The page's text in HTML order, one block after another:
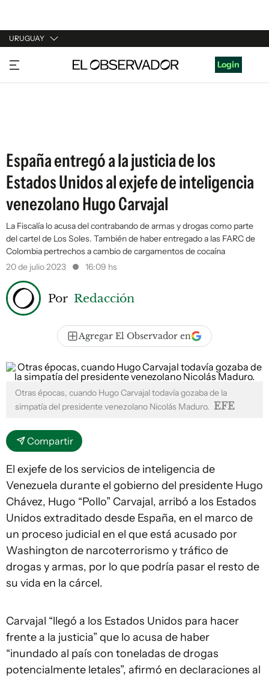
URUGUAY
URUGUAY
ARGENTINA
Login
España entregó a la justicia de los
Estados Unidos al exjefe de inteligencia
venezolano Hugo Carvajal
La Fiscalía lo acusa del contrabando de armas y drogas como parte
del cartel de Los Soles. También de haber entregado a las FARC de
Colombia pertrechos a cambio de cargamentos de cocaína
20 de julio 2023
16:09 hs
Por Redacción
Agregar El Observador en
Otras épocas, cuando Hugo Carvajal todavía gozaba de la
simpatía del presidente venezolano Nicolás Maduro. EFE
Compartir
El exjefe de los servicios de inteligencia de
Venezuela durante el gobierno del presidente Hugo
Chávez, Hugo “Pollo” Carvajal, arribó a los Estados
Unidos extraditado desde España, en el marco de
un proceso judicial en el que está acusado por
Washington de narcoterrorismo y tráfico de
drogas y armas, por lo que podría pasar el resto de
su vida en la cárcel.
Carvajal “llegó a los Estados Unidos para hacer
frente a la justicia” que lo acusa de haber
“inundado al país con toneladas de drogas
potencialmente letales”, afirmó en declaraciones al